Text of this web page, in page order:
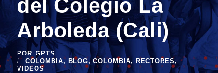
del Colegio La
Arboleda (Cali)
POR GPTS
COLOMBIA, BLOG, COLOMBIA, RECTORES,
VIDEOS